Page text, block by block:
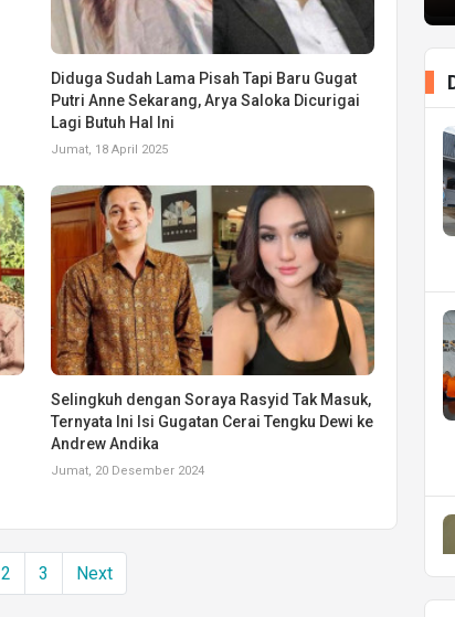
Diduga Sudah Lama Pisah Tapi Baru Gugat
Putri Anne Sekarang, Arya Saloka Dicurigai
Lagi Butuh Hal Ini
Jumat, 18 April 2025
Selingkuh dengan Soraya Rasyid Tak Masuk,
Ternyata Ini Isi Gugatan Cerai Tengku Dewi ke
Andrew Andika
Jumat, 20 Desember 2024
2 3 Next